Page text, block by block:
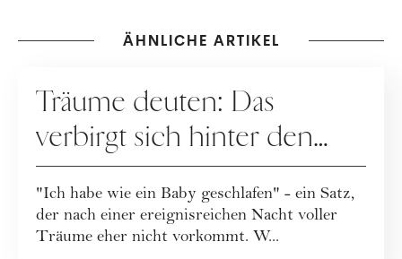
ÄHNLICHE ARTIKEL
Träume deuten: Das
verbirgt sich hinter den
mysteriösen Symbolen und
Handlungen
"Ich habe wie ein Baby geschlafen" - ein Satz,
der nach einer ereignisreichen Nacht voller
Träume eher nicht vorkommt. W...